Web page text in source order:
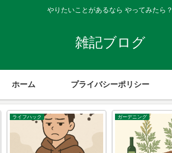
やりたいことがあるなら やってみたら？
雑記ブログ
ホーム プライバシーポリシー
ライフハック ガーデニング